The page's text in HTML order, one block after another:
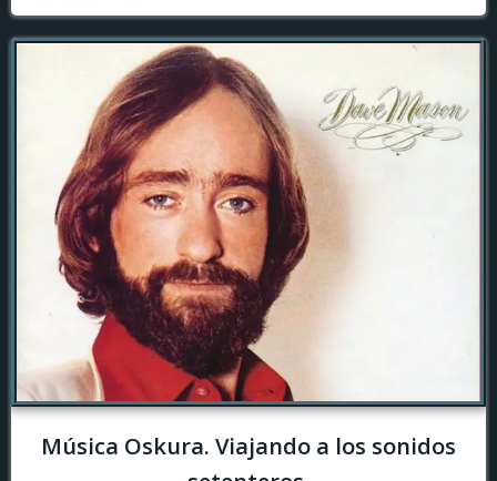
Música Oskura. Viajando a los sonidos